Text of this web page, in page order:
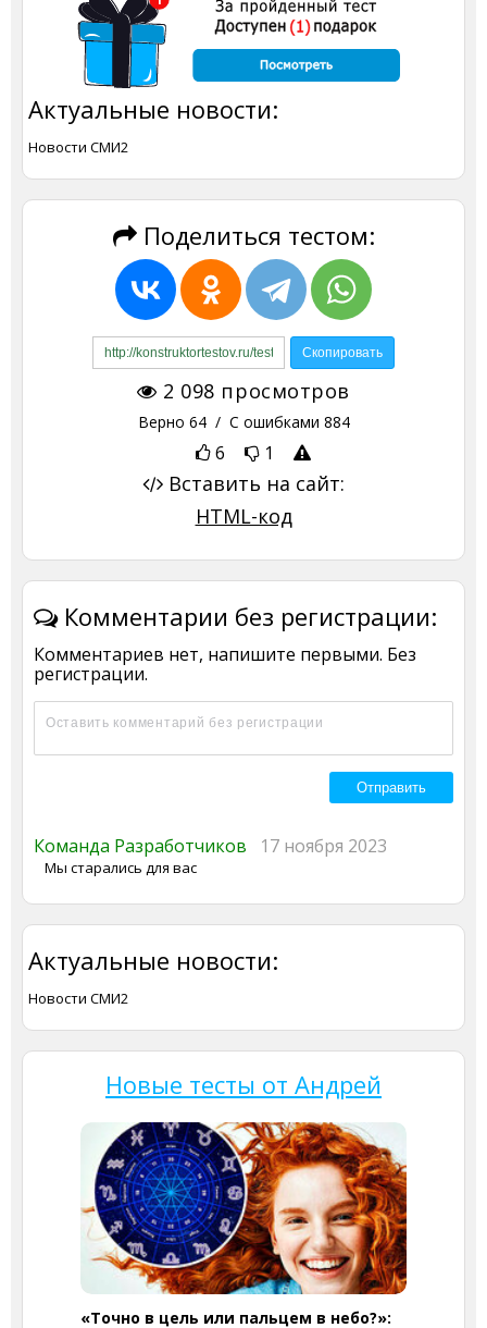
Актуальные новости:
Новости СМИ2
Поделиться тестом:
2 098 просмотров
Верно 64/ С ошибками 884
6 1
Вставить на сайт:
HTML-код
Комментарии без регистрации:
Комментариев нет, напишите первыми. Без
регистрации.
Команда Разработчиков 17 ноября 2023
Мы старались для вас
Актуальные новости:
Новости СМИ2
Новые тесты от Андрей
«Точно в цель или пальцем в небо?»: